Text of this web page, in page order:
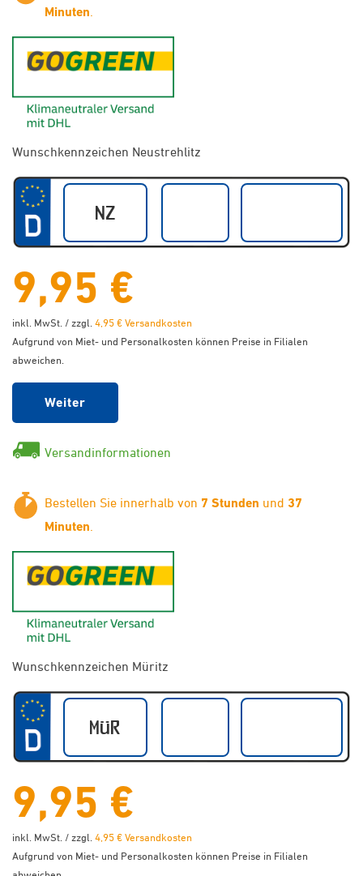
Minuten
Wunschkennzeichen Neustrehlitz
9,95 €
inkl. MwSt. / zzgl. 4,95 € Versandkosten
Aufgrund von Miet- und Personalkosten können Preise in Filialen
abweichen.
Weiter
Versandinformationen
Bestellen Sie innerhalb von 7 Stunden und 37
Minuten
Wunschkennzeichen Müritz
9,95 €
inkl. MwSt. / zzgl. 4,95 € Versandkosten
Aufgrund von Miet- und Personalkosten können Preise in Filialen